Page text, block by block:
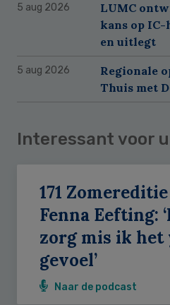
5 aug 2026
LUMC
kans op
en uitlegt
5 aug 2026
Regionale
Thuis met
Interessant voor u
171
Fenna Eefting:
zorg mis ik het
gevoel’
Naar de podcast